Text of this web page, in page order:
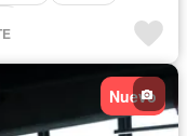
televisión
Electricidad
Seguridad
Nuevo